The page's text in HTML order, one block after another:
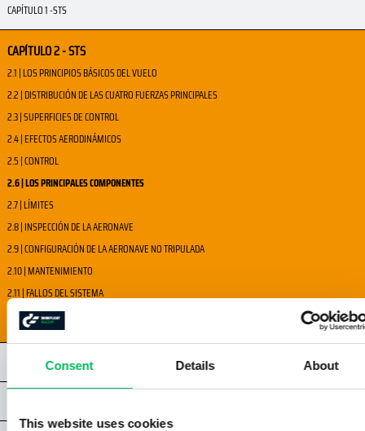
Consent Details About
This website uses cookies
CAPÍTULO 1 -STS
CAPÍTULO 2 - STS
2.1 | LOS PRINCIPIOS BÁSICOS DEL VUELO
2.2 | DISTRIBUCIÓN DE LAS CUATRO FUERZAS PRINCIPALES
2.3 | SUPERFICIES DE CONTROL
2.4 | EFECTOS AERODINÁMICOS
2.5 | CONTROL
2.6 | LOS PRINCIPALES COMPONENTES
2.7 | LÍMITES
2.8 | INSPECCIÓN DE LA AERONAVE
2.9 | CONFIGURACIÓN DE LA AERONAVE NO TRIPULADA
2.10 | MANTENIMIENTO
2.11 | FALLOS DEL SISTEMA
2.12 | SUPERVISIÓN Y COMUNICACIÓN
CAPÍTULO 3 -STS